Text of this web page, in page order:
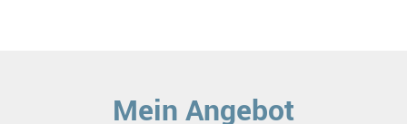
Mein Angebot